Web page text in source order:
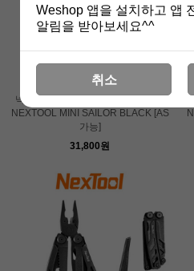
넥스툴 미니 세일러 블랙 [당일발송]
NEXTOOL MINI SAILOR BLACK [AS
가능]
31,800원
Weshop 앱을 설치하고 앱
알림을 받아보세요^^
취소